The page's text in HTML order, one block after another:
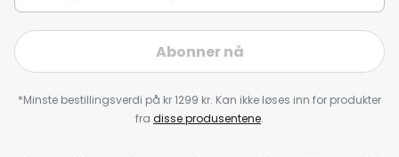
Abonner nå
*Minste bestillingsverdi på kr 1299 kr. Kan ikke løses inn for produkter
fra disse produsentene.